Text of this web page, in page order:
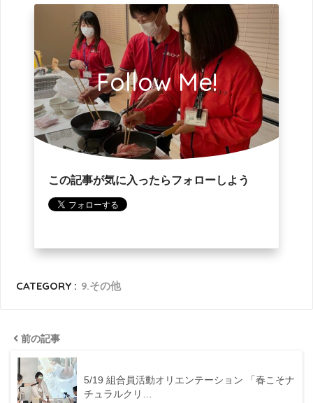
Follow Me!
この記事が気に入ったらフォローしよう
CATEGORY : 9.その他
前の記事
5/19 組合員活動オリエンテーション 「春こそナ
チュラルクリ…